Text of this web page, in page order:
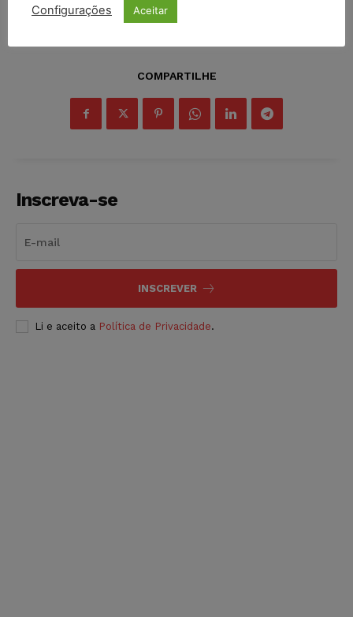
COMPARTILHE
Inscreva-se
INSCREVER
Li e aceito a Política de Privacidade.
Configurações Aceitar